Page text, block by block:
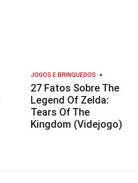
JOGOS E BRINQUEDOS
27 Fatos Sobre The
Legend Of Zelda:
Tears Of The
Kingdom (Videjogo)